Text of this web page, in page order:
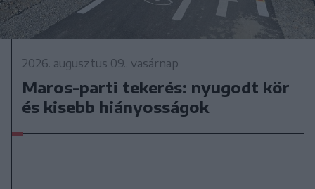
2026. augusztus 09., vasárnap
Maros-parti tekerés: nyugodt kör
és kisebb hiányosságok